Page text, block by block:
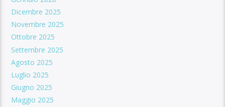
Dicembre 2025
Novembre 2025
Ottobre 2025
Settembre 2025
Agosto 2025
Luglio 2025
Giugno 2025
Maggio 2025